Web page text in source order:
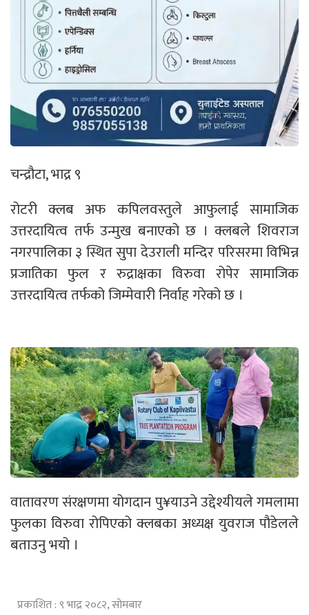
चन्द्रौटा, भाद्र ९
रोटरी क्लब अफ कपिलवस्तुले आफुलाई सामाजिक
उत्तरदायित्व तर्फ उन्मुख बनाएको छ । क्लबले शिवराज
नगरपालिका ३ स्थित सुपा देउराली मन्दिर परिसरमा विभिन्न
प्रजातिका फुल र रुद्राक्षका विरुवा रोपेर सामाजिक
उत्तरदायित्व तर्फको जिम्मेवारी निर्वाह गरेको छ ।
वातावरण संरक्षणमा योगदान पु¥याउने उद्देश्यीयले गमलामा
फुलका विरुवा रोपिएको क्लबका अध्यक्ष युवराज पौडेलले
बताउनु भयो ।
प्रकाशित : ९ भाद्र २०८२, सोमबार